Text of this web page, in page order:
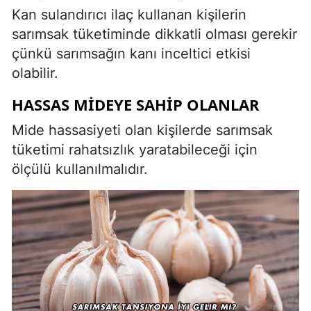
Kan sulandırıcı ilaç kullanan kişilerin
sarımsak tüketiminde dikkatli olması gerekir
çünkü sarımsağın kanı inceltici etkisi
olabilir.
HASSAS MIDEYE SAHIP OLANLAR
Mide hassasiyeti olan kişilerde sarımsak
tüketimi rahatsızlık yaratabileceği için
ölçülü kullanılmalıdır.